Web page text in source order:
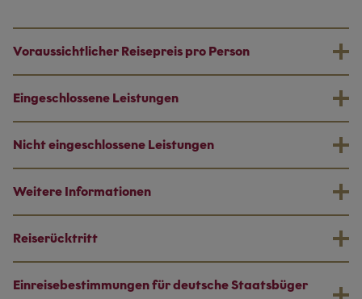
Voraussichtlicher Reisepreis pro Person
Eingeschlossene Leistungen
Nicht eingeschlossene Leistungen
Weitere Informationen
Reiserücktritt
Einreisebestimmungen für deutsche Staatsbüger